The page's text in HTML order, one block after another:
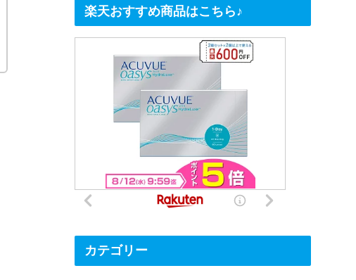
楽天おすすめ商品はこちら♪
カテゴリー